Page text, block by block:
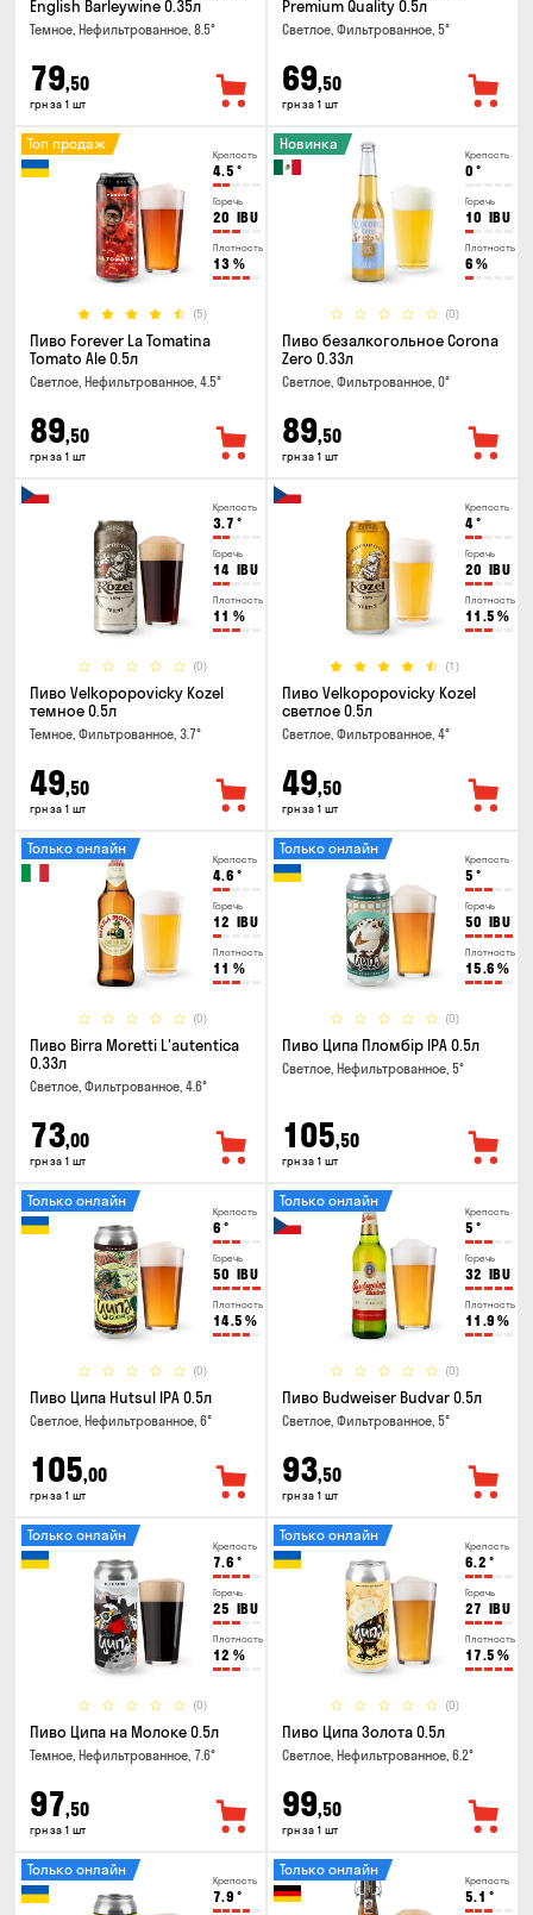
English Barleywine 0.35л
Темное, Нефильтрованное, 8.5°
79,50
грн за 1 шт
Premium Quality 0.5л
Светлое, Фильтрованное, 5°
69,50
грн за 1 шт
Крепость
4.5 °
Горечь
20 IBU
Плотность
13 %
(5)
Топ продаж
Пиво Forever La Tomatina
Tomato Ale 0.5л
Светлое, Нефильтрованное, 4.5°
89,50
грн за 1 шт
Крепость
0 °
Горечь
10 IBU
Плотность
6 %
(0)
Новинка
Пиво безалкогольное Corona
Zero 0.33л
Светлое, Фильтрованное, 0°
89,50
грн за 1 шт
Крепость
3.7 °
Горечь
14 IBU
Плотность
11 %
(0)
Пиво Velkopopovicky Kozel
темное 0.5л
Темное, Фильтрованное, 3.7°
49,50
грн за 1 шт
Крепость
4°
Горечь
20 IBU
Плотность
11.5 %
(1)
Пиво Velkopopovicky Kozel
светлое 0.5л
Светлое, Фильтрованное, 4°
49,50
грн за 1 шт
Крепость
4.6 °
Горечь
12 IBU
Плотность
11 %
(0)
Только онлайн
Пиво Birra Moretti L'autentica
0.33л
Светлое, Фильтрованное, 4.6°
73,00
грн за 1 шт
Крепость
5 °
Горечь
50 IBU
Плотность
15.6 %
(0)
Только онлайн
Пиво Ципа Пломбір IPA 0.5л
Светлое, Нефильтрованное, 5°
105,50
грн за 1 шт
Крепость
6 °
Горечь
50 IBU
Плотность
14.5 %
(0)
Только онлайн
Пиво Ципа Hutsul IPA 0.5л
Светлое, Нефильтрованное, 6°
105,00
грн за 1 шт
Крепость
5 °
Горечь
32 IBU
Плотность
11.9 %
(0)
Только онлайн
Пиво Budweiser Budvar 0.5л
Светлое, Фильтрованное, 5°
93,50
грн за 1 шт
Крепость
7.6 °
Горечь
25 IBU
Плотность
12 %
(0)
Только онлайн
Пиво Ципа на Молоке 0.5л
Темное, Нефильтрованное, 7.6°
97,50
грн за 1 шт
Крепость
6.2 °
Горечь
27 IBU
Плотность
17.5 %
(0)
Только онлайн
Пиво Ципа Золота 0.5л
Светлое, Нефильтрованное, 6.2°
99,50
грн за 1 шт
Крепость
7.9 °
Только онлайн
Крепость
5.1 °
Только онлайн